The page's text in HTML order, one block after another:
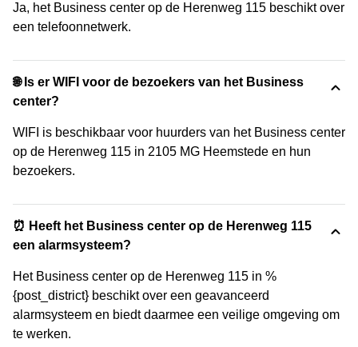
Ja, het Business center op de Herenweg 115 beschikt over
een telefoonnetwerk.
🌐 Is er WIFI voor de bezoekers van het Business
center?
WIFI is beschikbaar voor huurders van het Business center
op de Herenweg 115 in 2105 MG Heemstede en hun
bezoekers.
⏰ Heeft het Business center op de Herenweg 115
een alarmsysteem?
Het Business center op de Herenweg 115 in %
{post_district} beschikt over een geavanceerd
alarmsysteem en biedt daarmee een veilige omgeving om
te werken.